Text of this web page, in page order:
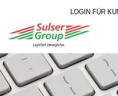
LOGIN FÜR